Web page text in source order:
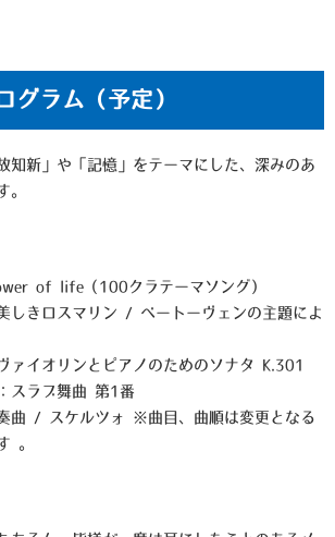
グラム（予定）
知新」や「記憶」をテーマにした、深みのあ
。
of life（100クラテーマソング）
しきロスマリン / ベートーヴェンの主題によ
ァイオリンとピアノのためのソナタ K.301
スラブ舞曲 第1番
曲 / スケルツォ ※曲目、曲順は変更となる
。